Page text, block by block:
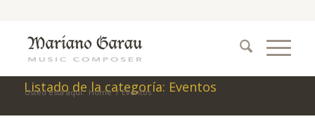
Listado de la categoría: Eventos
Usted está aquí: Home / Eventos